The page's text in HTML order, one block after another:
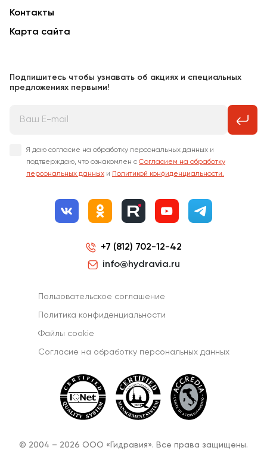
Контакты
Карта сайта
Подпишитесь чтобы узнавать об акциях и специальных
предложениях первыми!
Я даю согласие на обработку персональных данных и
подтверждаю, что ознакомлен с Согласием на обработку
персональных данных и Политикой конфиденциальности.
+7 (812) 702-12-42
info@hydravia.ru
Пользовательское соглашение
Политика конфиденциальности
Файлы cookie
Согласиe на обработку персональных данных
© 2004 – 2026 ООО «Гидравия». Все права защищены.